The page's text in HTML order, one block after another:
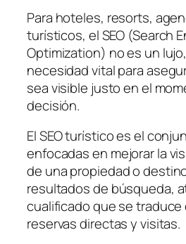
Para hoteles, resorts,
turísticos, el SEO (Search
Optimization) no es un
necesidad vital para
sea visible justo en el
decisión.
El SEO turístico es el
enfocadas en mejorar la
de una propiedad o
resultados de búsqueda,
cualificado que se
reservas directas y visitas.